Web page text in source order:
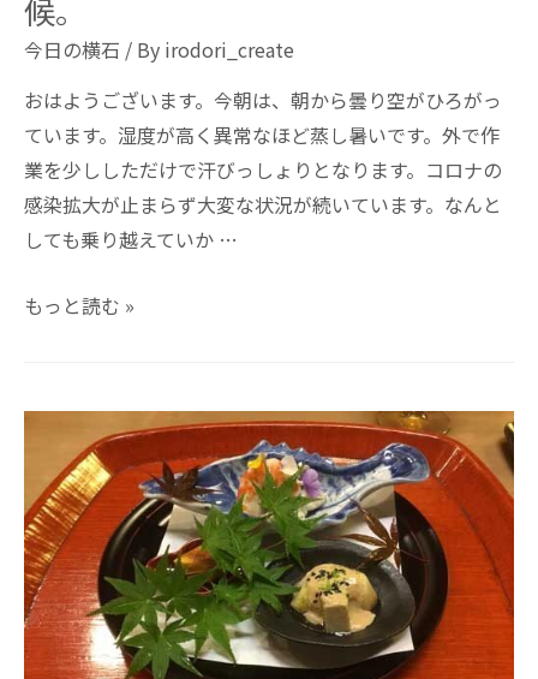
候。
今日の横石 / By irodori_create
おはようございます。今朝は、朝から曇り空がひろがっ
ています。湿度が高く異常なほど蒸し暑いです。外で作
業を少ししただけで汗びっしょりとなります。コロナの
感染拡大が止まらず大変な状況が続いています。なんと
しても乗り越えていか …
もっと読む »